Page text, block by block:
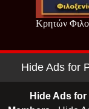
Κρητών
Copyright © 2026 -
Hide Ads for
Hide Ads